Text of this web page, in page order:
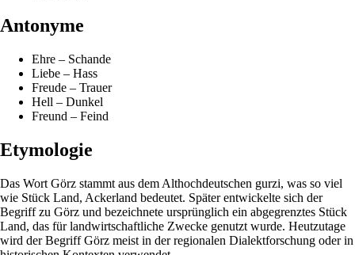
Antonyme
Ehre – Schande
Liebe – Hass
Freude – Trauer
Hell – Dunkel
Freund – Feind
Etymologie
Das Wort Görz stammt aus dem Althochdeutschen gurzi, was so viel
wie Stück Land, Ackerland bedeutet. Später entwickelte sich der
Begriff zu Görz und bezeichnete ursprünglich ein abgegrenztes Stück
Land, das für landwirtschaftliche Zwecke genutzt wurde. Heutzutage
wird der Begriff Görz meist in der regionalen Dialektforschung oder in